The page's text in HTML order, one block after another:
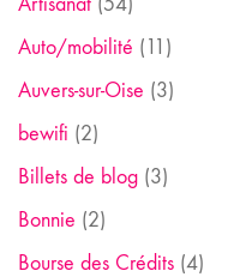
Auto/mobilité (11)
Auvers-sur-Oise (3)
bewifi (2)
Billets de blog (3)
Bonnie (2)
Bourse des Crédits (4)